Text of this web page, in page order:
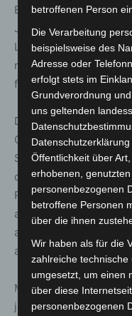
Bei Fragen steht das
Jugend und Kultur, am
Langenhagen zur
montags bis
freitags von 8.00 bis
Der Sommerferien-
Grundschulen in
Schüler der
das Schulportal
Rathaus, in der
aus und ist online unter
abrufbar. Auch ein
aktuelle
Mit dem
jedes Jahr ein breites
betroffenen Person
Die Verarbeitung
beispielsweise des
Adresse oder
erfolgt stets im
Grundverordnung
uns geltenden
Öffentlichkeit über
erhobenen,
personenbezogenen
betroffene Personen
über die ihnen
Wir haben als für die
zahlreiche
umgesetzt, um einen
über diese
personenbezogenen